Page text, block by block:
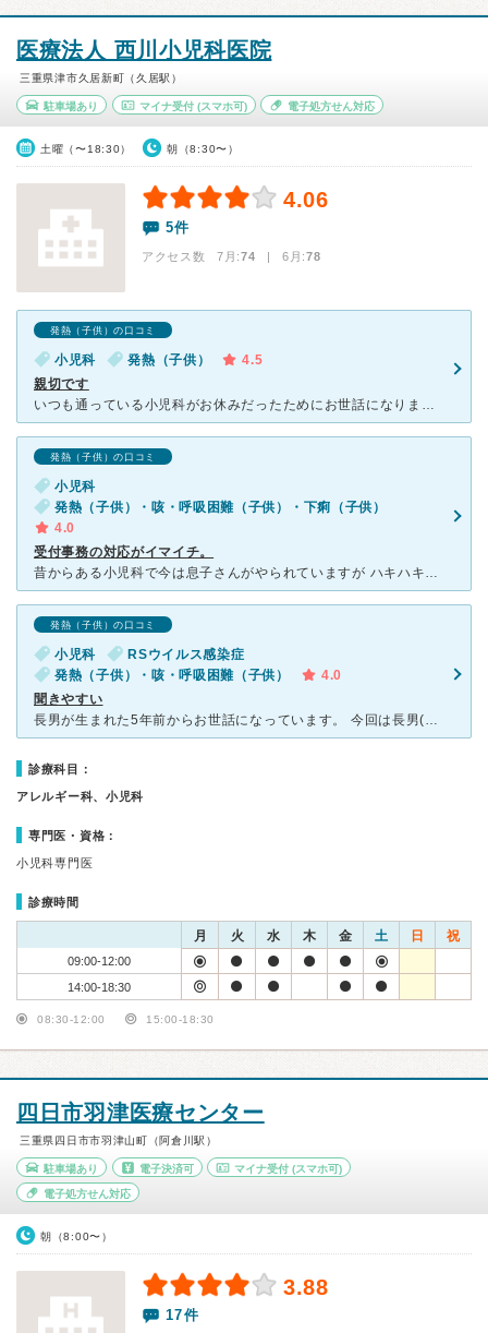
医療法人 西川小児科医院
三重県津市久居新町（久居駅）
駐車場あり マイナ受付(スマホ可) 電子処方せん対応
土曜（〜18:30） 朝（8:30〜）
4.06
5件
アクセス数 7月:74 | 6月:78
発熱（子供）の口コミ
小児科 発熱（子供）
4.5
親切です
いつも通っている小児科がお休みだったためにお世話になりました。予約制です。電話で予約しました。 小児科専門なので、外観も待合室もとても可愛く子供向けに作られています。 看護婦さんも先生もとても優し
発熱（子供）の口コミ
小児科
発熱（子供）・咳・呼吸困難（子供）・下痢（子供）
4.0
受付事務の対応がイマイチ。
昔からある小児科で今は息子さんがやられていますが ハキハキと喋ってくれるのでとても聞き取りやすいし 子供にもモシモシしようか〜と優しく声をかけてくれたりとっても好感が持てます。無駄にお薬を出したり
発熱（子供）の口コミ
小児科
RSウイルス感染症
発熱（子供）・咳・呼吸困難（子供）
4.0
聞きやすい
長男が生まれた5年前からお世話になっています。 今回は長男(5歳)という次男(3歳)の発熱で受診しました。 インフルエンザやノロウイルスなどが流行中なので、待合室ではなく車で順番が来るのを待たせて
診療科目：
アレルギー科、小児科
専門医・資格：
小児科専門医
診療時間
月 火 水 木 金 土 日 祝
09:00-12:00
14:00-18:30
08:30-12:00 15:00-18:30
四日市羽津医療センター
三重県四日市市羽津山町（阿倉川駅）
駐車場あり 電子決済可 マイナ受付 (スマホ可)
電子処方せん対応
朝（8:00〜）
3.88
17件